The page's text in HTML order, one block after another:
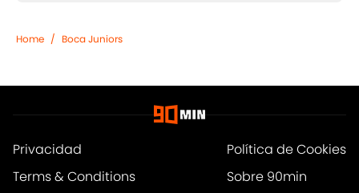
Home / Boca Juniors
Privacidad
Política de Cookies
Terms & Conditions
Sobre 90min